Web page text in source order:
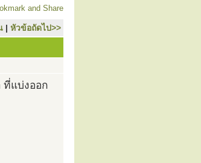
| หัวข้อถัดไป>>
แบ่งออก